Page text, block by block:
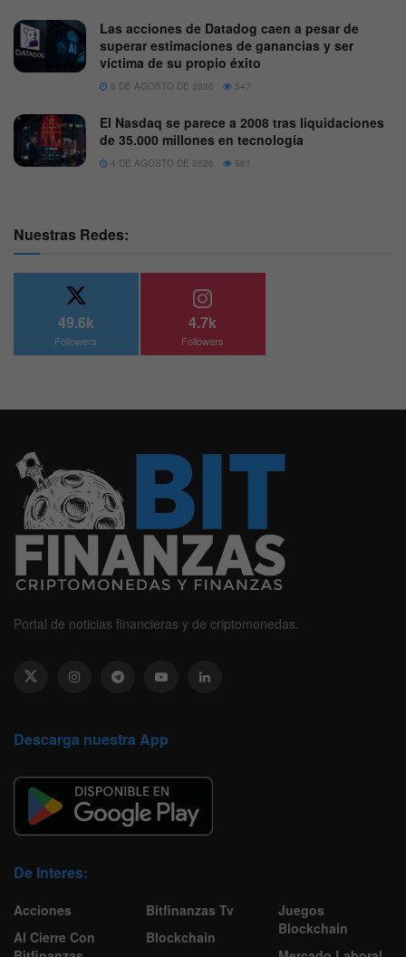
Las acciones de Datadog caen a pesar de
superar estimaciones de ganancias y ser
víctima de su propio éxito
6 DE AGOSTO DE 2026 547
El Nasdaq se parece a 2008 tras liquidaciones
de 35.000 millones en tecnología
4 DE AGOSTO DE 2026 561
Nuestras Redes:
49.6k
Followers
4.7k
Followers
Portal de noticias financieras y de criptomonedas.
Descarga nuestra App
De Interes:
Acciones
Al Cierre Con
Bitfinanzas Tv
Blockchain
Juegos
Blockchain